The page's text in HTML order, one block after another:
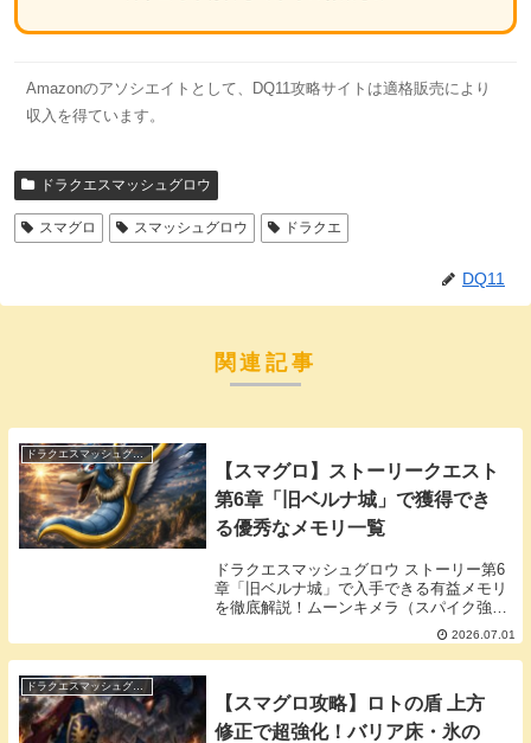
Amazonのアソシエイトとして、DQ11攻略サイトは適格販売により
収入を得ています。
ドラクエスマッシュグロウ
スマグロ スマッシュグロウ ドラクエ
DQ11
関連記事
ドラクエスマッシュグロウ
【スマグロ】ストーリークエスト
第6章「旧ベルナ城」で獲得でき
る優秀なメモリ一覧
ドラクエスマッシュグロウ ストーリー第6
章「旧ベルナ城」で入手できる有益メモリ
を徹底解説！ムーンキメラ（スパイク強化
【ざんげき】）最優先、レッドアーチャ
ー、サタンメイルなどの性能・ドロップ場
所・活用法を最新情報からまとめ。周回コ
ます。
2026.07.01
ドラクエスマッシュグロウ
【スマグロ攻略】ロトの盾 上方
修正で超強化！バリア床・氷の